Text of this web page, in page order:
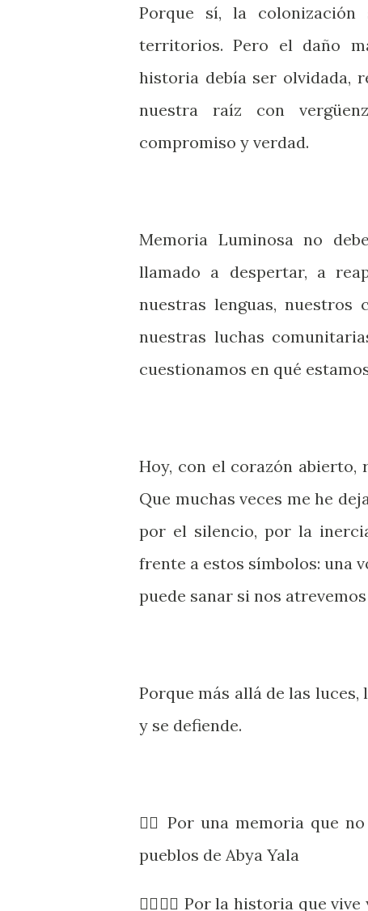
Porque sí, la colonización
territorios. Pero el daño
historia debía ser olvidada,
nuestra raíz con
compromiso y verdad.
Memoria Luminosa no
llamado a despertar, a
nuestras lenguas, nuestros
nuestras luchas
cuestionamos en qué
Hoy, con el corazón abierto,
Que muchas veces me he
por el silencio, por la
frente a estos símbolos: una
puede sanar si nos
Porque más allá de las
y se defiende.
✊🏽 Por una memoria que
pueblos de Abya Yala
✊🏽🇲🇽 Por la historia que